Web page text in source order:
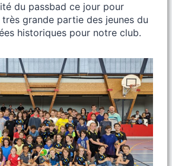
du passbad ce jour pour
grande partie des jeunes du
historiques pour notre club.